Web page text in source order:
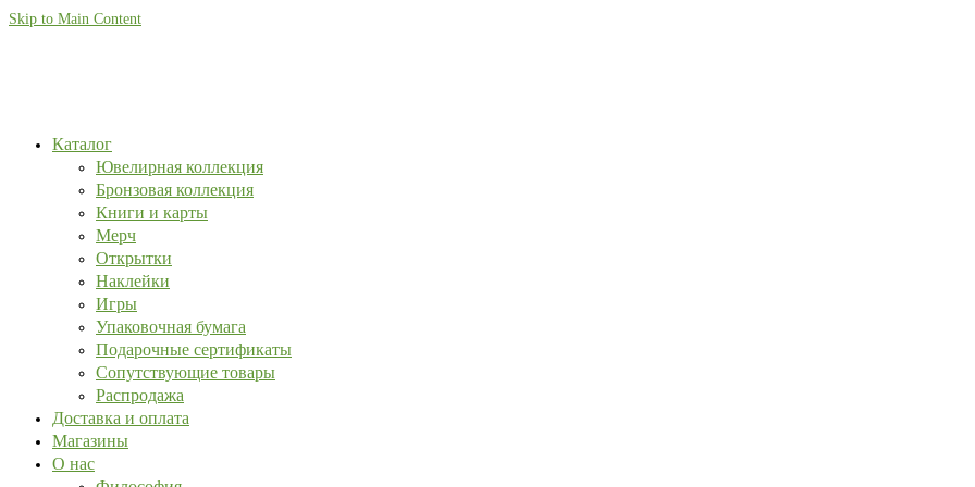
Skip to Main Content
Каталог
Ювелирная коллекция
Бронзовая коллекция
Книги и карты
Мерч
Открытки
Наклейки
Игры
Упаковочная бумага
Подарочные сертификаты
Сопутствующие товары
Распродажа
Доставка и оплата
Магазины
О нас